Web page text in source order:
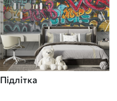
Підлітка